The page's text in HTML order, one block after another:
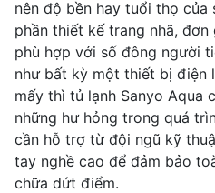
nên độ bền hay tuổi thọ của
phần thiết kế trang nhã, đơn
phù hợp với số đông người
như bất kỳ một thiết bị điện
mấy thì tủ lạnh Sanyo Aqua
những hư hỏng trong quá
cần hỗ trợ từ đội ngũ kỹ
tay nghề cao để đảm bảo
chữa dứt điểm.